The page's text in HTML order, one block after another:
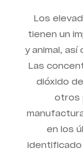
Los
tienen un
y animal, así
Las
dióxido
otros
en los
identificado